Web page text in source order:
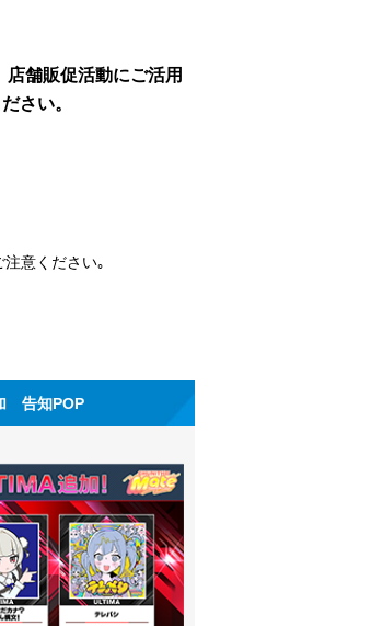
舗販促活動にご活用
さい。
意ください｡
告知POP